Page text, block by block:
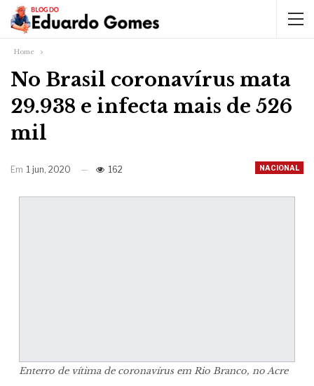
Home
No Brasil coronavírus mata
29.938 e infecta mais de 526
mil
NACIONAL
Em 1 jun, 2020 162
Enterro de vítima de coronavírus em Rio Branco, no Acre